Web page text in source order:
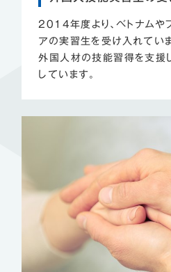
2014年度より、ベトナムや
アの実習生を受け入れていま
外国人材の技能習得を支援
しています。